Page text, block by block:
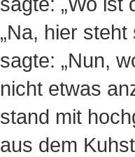
„Na, hier
sagte: „Nun,
nicht etwas
stand mit
aus dem